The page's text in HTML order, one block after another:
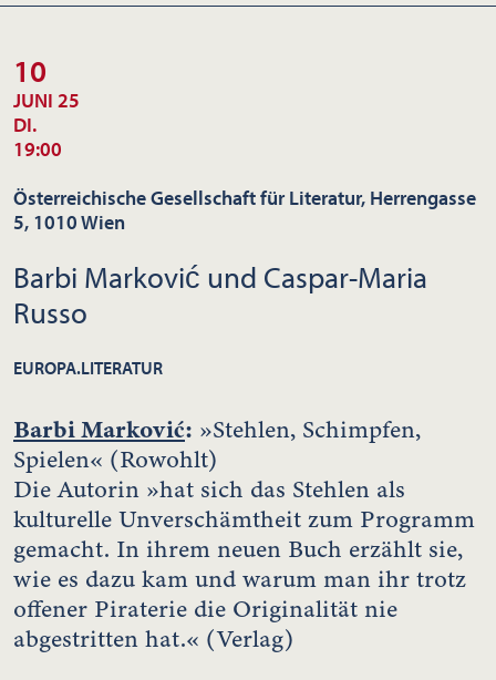
10
JUNI 25
DI.
19:00
Österreichische Gesellschaft für Literatur, Herrengasse
5, 1010 Wien
Barbi Marković und Caspar-Maria
Russo
EUROPA.LITERATUR
Barbi Marković: »Stehlen, Schimpfen,
Spielen« (Rowohlt)
Die Autorin »hat sich das Stehlen als
kulturelle Unverschämtheit zum Programm
gemacht. In ihrem neuen Buch erzählt sie,
wie es dazu kam und warum man ihr trotz
offener Piraterie die Originalität nie
abgestritten hat.« (Verlag)